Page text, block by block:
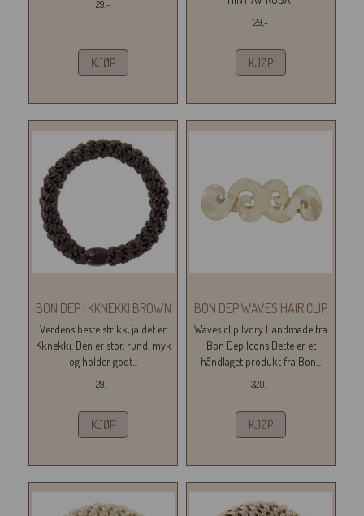
29,-
KJØP
29,-
KJØP
BON DEP | KKNEKKI BROWN
Verdens beste strikk, ja det er
Kknekki. Den er stor, rund, myk
og holder godt...
29,-
KJØP
BON DEP WAVES HAIR CLIP
Waves clip Ivory Handmade fra
Bon Dep Icons Dette er et
håndlaget produkt fra Bon...
320,-
KJØP